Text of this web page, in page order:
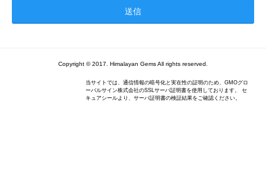
Copyright © 2017. Himalayan Gems All rights reserved.
当サイトでは、通信情報の暗号化と実在性の証明のため、GMOグロ
ーバルサイン株式会社のSSLサーバ証明書を使用しております。 セ
キュアシールより、サーバ証明書の検証結果をご確認ください。